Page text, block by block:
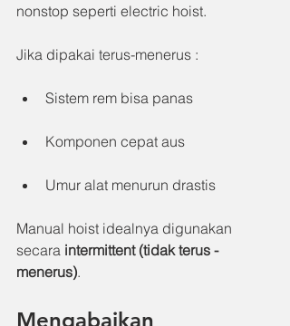
nonstop seperti electric hoist.
Jika dipakai terus-menerus :
Sistem rem bisa panas
Komponen cepat aus
Umur alat menurun drastis
Manual hoist idealnya digunakan
secara intermittent (tidak terus -
menerus).
Mengabaikan